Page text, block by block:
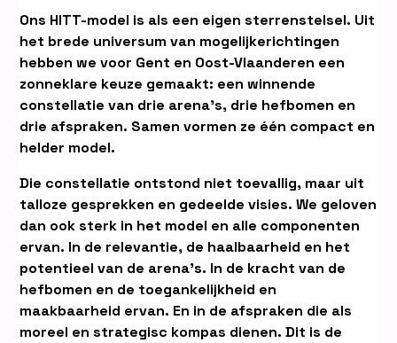
Ons HITT-model is als een eigen sterrenstelsel. Uit
het brede universum van mogelijkerichtingen
hebben we voor Gent en Oost-Vlaanderen een
zonneklare keuze gemaakt: een winnende
constellatie van drie arena’s, drie hefbomen en
drie afspraken. Samen vormen ze één compact en
helder model.
Die constellatie ontstond niet toevallig, maar uit
talloze gesprekken en gedeelde visies. We geloven
dan ook sterk in het model en alle componenten
ervan. In de relevantie, de haalbaarheid en het
potentieel van de arena’s. In de kracht van de
hefbomen en de toegankelijkheid en
maakbaarheid ervan. En in de afspraken die als
moreel en strategisc kompas dienen. Dit is de